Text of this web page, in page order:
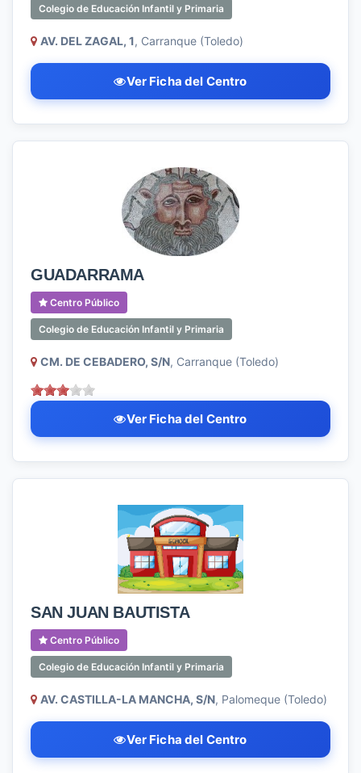
Colegio de Educación Infantil y Primaria
AV. DEL ZAGAL, 1, Carranque (Toledo)
Ver Ficha del Centro
GUADARRAMA
Centro Público
Colegio de Educación Infantil y Primaria
CM. DE CEBADERO, S/N, Carranque (Toledo)
Ver Ficha del Centro
SAN JUAN BAUTISTA
Centro Público
Colegio de Educación Infantil y Primaria
AV. CASTILLA-LA MANCHA, S/N, Palomeque (Toledo)
Ver Ficha del Centro